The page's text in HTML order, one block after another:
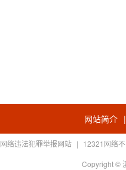
网站简介
网络违法犯罪举报网站 | 12321网络
Copyright ©